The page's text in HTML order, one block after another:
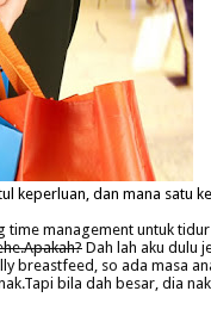
keperluan, dan mana satu
time management untuk
Dah lah aku dulu
breastfeed, so ada masa
bila dah besar, dia